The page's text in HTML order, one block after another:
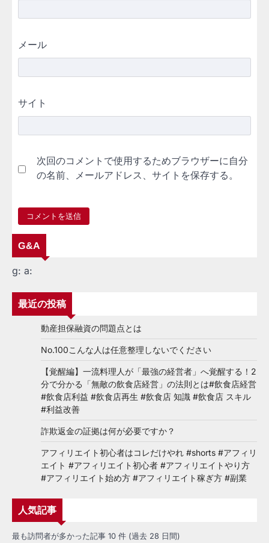
メール
サイト
次回のコメントで使用するためブラウザーに自分
の名前、メールアドレス、サイトを保存する。
G&A
g: a:
最近の投稿
動産担保融資の問題点とは
No.100こんな人は任意整理しないでください
【覚醒編】一流料理人が「最強の経営者」へ覚醒する！2
分で分かる「無敵の飲食店経営」の法則とは#飲食店経営
#飲食店利益 #飲食店再生 #飲食店 知識 #飲食店 スキル
#利益改善
詐欺返金の証拠は何が必要ですか？
アフィリエイト初心者はコレだけやれ #shorts #アフィリ
エイト #アフィリエイト初心者 #アフィリエイトやり方
#アフィリエイト始め方 #アフィリエイト稼ぎ方 #副業
人気記事
最も訪問者が多かった記事 10 件 (過去 28 日間)